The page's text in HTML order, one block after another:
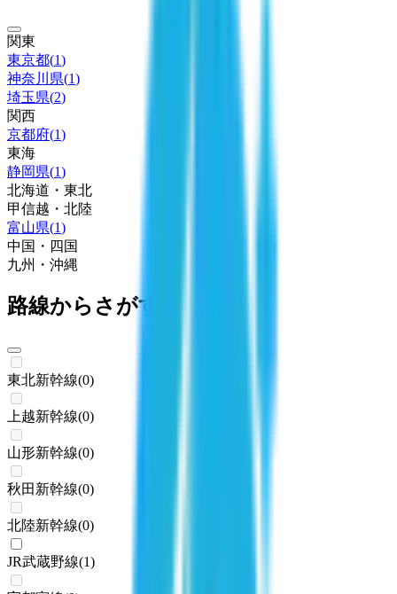
関東
東京都(1)
神奈川県(1)
埼玉県(2)
関西
京都府(1)
東海
静岡県(1)
北海道・東北
甲信越・北陸
富山県(1)
中国・四国
九州・沖縄
路線からさがす
東北新幹線(0)
上越新幹線(0)
山形新幹線(0)
秋田新幹線(0)
北陸新幹線(0)
JR武蔵野線(1)